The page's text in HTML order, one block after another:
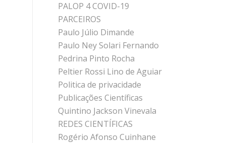
PALOP 4 COVID-19
PARCEIROS
Paulo Júlio Dimande
Paulo Ney Solari Fernando
Pedrina Pinto Rocha
Peltier Rossi Lino de Aguiar
Politica de privacidade
Publicações Científicas
Quintino Jackson Vinevala
REDES CIENTÍFICAS
Rogério Afonso Cuinhane